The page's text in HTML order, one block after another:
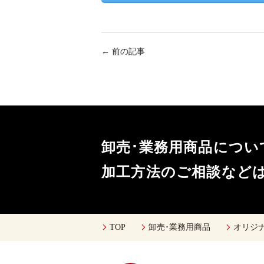
← 前の記事
卸売･業務用商品につ
加工方法のご相談など
TOP 卸売･業務用商品 オリジ